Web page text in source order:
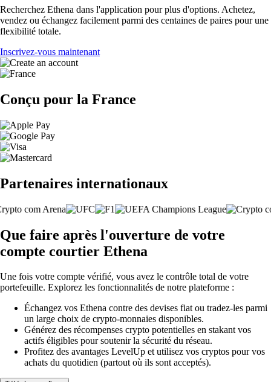
Recherchez Ethena dans l'application pour plus d'options. Achetez,
vendez ou échangez facilement parmi des centaines de paires pour une
flexibilité totale.
Inscrivez-vous maintenant
Conçu pour la France
Partenaires internationaux
Que faire après l'ouverture de votre
compte courtier Ethena
Une fois votre compte vérifié, vous avez le contrôle total de votre
portefeuille. Explorez les fonctionnalités de notre plateforme :
Échangez vos Ethena contre des devises fiat ou tradez-les parmi
un large choix de crypto-monnaies disponibles.
Générez des récompenses crypto potentielles en stakant vos
actifs éligibles pour soutenir la sécurité du réseau.
Profitez des avantages LevelUp et utilisez vos cryptos pour vos
achats du quotidien (partout où ils sont acceptés).